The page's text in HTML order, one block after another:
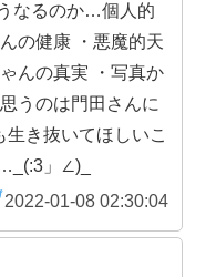
なるのか…個人的
の健康 ・悪魔的天
んの真実 ・写真か
うのは門田さんに
き抜いてほしいこ
」∠)_
2022-01-08 02:30:04